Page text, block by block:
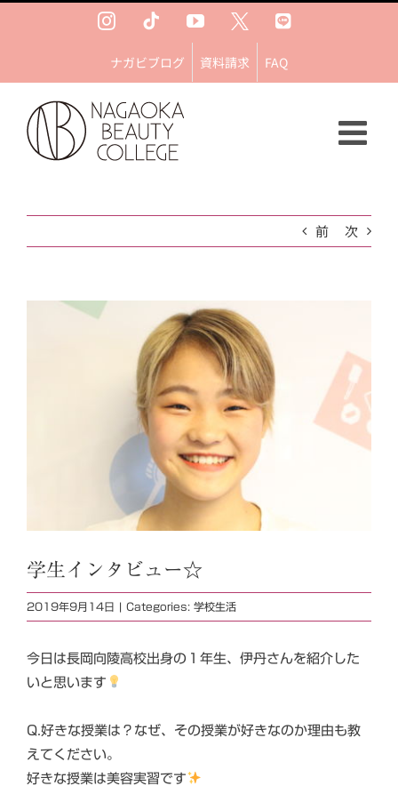
InstagramTiktokYouTube
Ｘ LINE
ナガビブログ 資料請求 FAQ
前 次
学生インタビュー☆
2019年9月14日 | Categories: 学校生活
今日は長岡向陵高校出身の１年生、伊丹さんを紹介した
いと思います
Q.好きな授業は？なぜ、その授業が好きなのか理由も教
えてください。
好きな授業は美容実習です